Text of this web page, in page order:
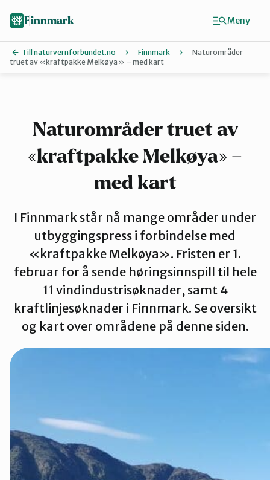
Porsangerfjorden
Stilla og Vest-Finnmark
Tana og Varanger
Finnmark
Till naturvernforbundet.no Finnmark
Naturområder
truet av «kraftpakke Melkøya» – med kart
Naturområder truet av
«kraftpakke Melkøya» –
med kart
I Finnmark står nå mange områder under
utbyggingspress i forbindelse med
«kraftpakke Melkøya». Fristen er 1.
februar for å sende høringsinnspill til hele
11 vindindustrisøknader, samt 4
kraftlinjesøknader i Finnmark. Se oversikt
og kart over områdene på denne siden.